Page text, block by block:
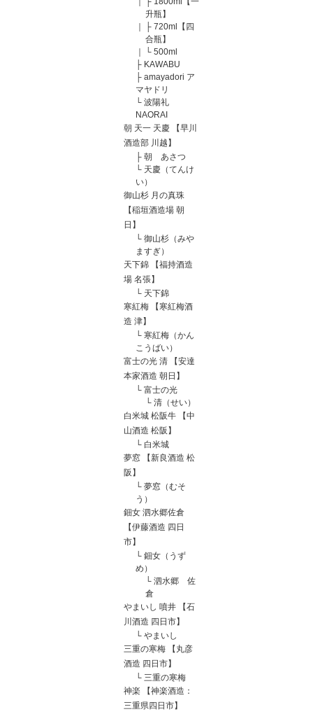
升瓶】
｜
├ 720ml【四
合瓶】
｜
└ 500ml
├ KAWABU
├ amayadori ア
マヤドリ
└ 波陽礼
NAORAI
朝 天一 天慶 【早川
酒造部 川越】
├ 朝 あさつ
└ 天慶（てんけ
い）
御山杉 月の真珠
【稲垣酒造場 朝
日】
└ 御山杉（みや
ますぎ）
天下錦 【福持酒造
場 名張】
└ 天下錦
寒紅梅 【寒紅梅酒
造 津】
└ 寒紅梅（かん
こうばい）
富士の光 清 【安達
本家酒造 朝日】
└ 富士の光
└ 清（せい）
白米城 松阪牛 【中
山酒造 松阪】
└ 白米城
夢窓 【新良酒造 松
阪】
└ 夢窓（むそ
う）
鈿女 泗水郷佐倉
【伊藤酒造 四日
市】
└ 鈿女（うず
め）
└ 泗水郷 佐
倉
やまいし 噴井 【石
川酒造 四日市】
└ やまいし
三重の寒梅 【丸彦
酒造 四日市】
└ 三重の寒梅
神楽 【神楽酒造：
三重県四日市】